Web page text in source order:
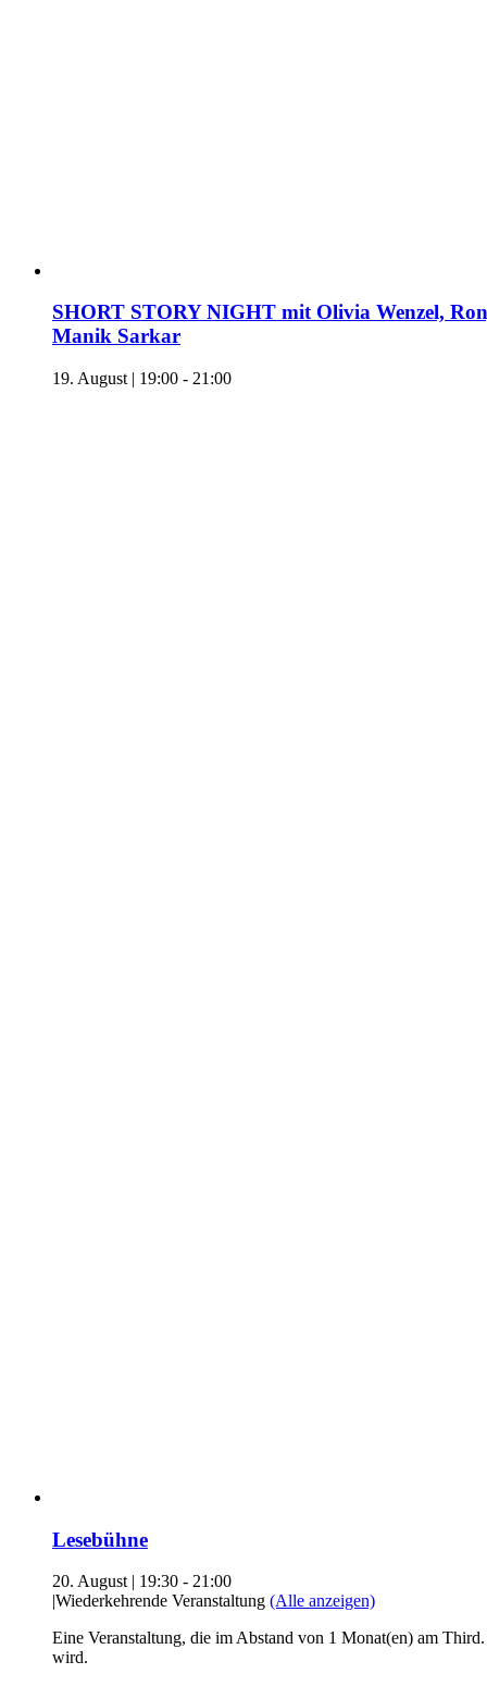
SHORT STORY NIGHT mit Olivia Wenzel,
Manik Sarkar
19. August | 19:00 - 21:00
Lesebühne
20. August | 19:30 - 21:00
|Wiederkehrende Veranstaltung (Alle anzeigen)
Eine Veranstaltung, die im Abstand von 1 Monat(en) am
wird.